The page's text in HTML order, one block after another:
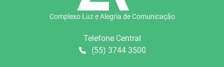
Complexo Luz e Alegria de Comunicação
Telefone Central
(55) 3744 3500